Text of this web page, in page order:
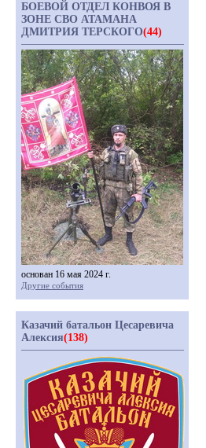
БОЕВОЙ ОТДЕЛ КОНВОЯ В
ЗОНЕ СВО АТАМАНА
ДМИТРИЯ ТЕРСКОГО(44)
основан 16 мая 2024 г.
Другие события
Казачий батальон Цесаревича
Алексия(138)